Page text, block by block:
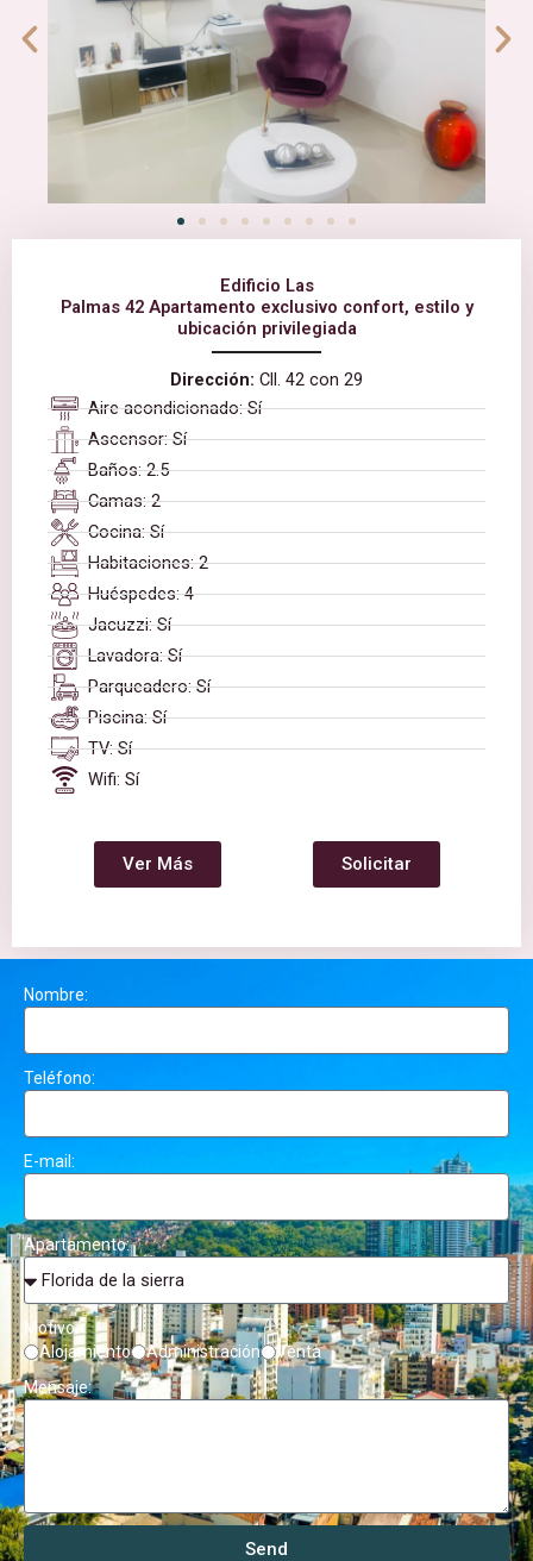
Edificio Las
Palmas 42 Apartamento exclusivo confort, estilo y
ubicación privilegiada
Dirección: Cll. 42 con 29
Aire acondicionado: Sí
Ascensor: Sí
Baños: 2.5
Camas: 2
Cocina: Sí
Habitaciones: 2
Huéspedes: 4
Jacuzzi: Sí
Lavadora: Sí
Parqueadero: Sí
Piscina: Sí
TV: Sí
Wifi: Sí
Ver Más Solicitar
Nombre:
Teléfono:
E-mail:
Apartamento:
Motivo:
Alojamiento
Administración
Venta
Mensaje:
Send